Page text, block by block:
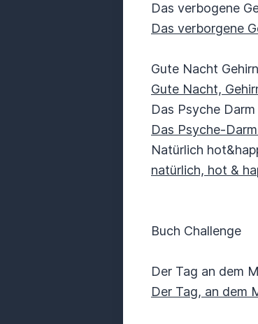
Das verbogene
Das verborgene
Gute Nacht
Gute Nacht,
Das Psyche
Das Psyche-
Natürlich
natürlich, hot &
Buch Challenge
Der Tag an dem
Der Tag, an dem